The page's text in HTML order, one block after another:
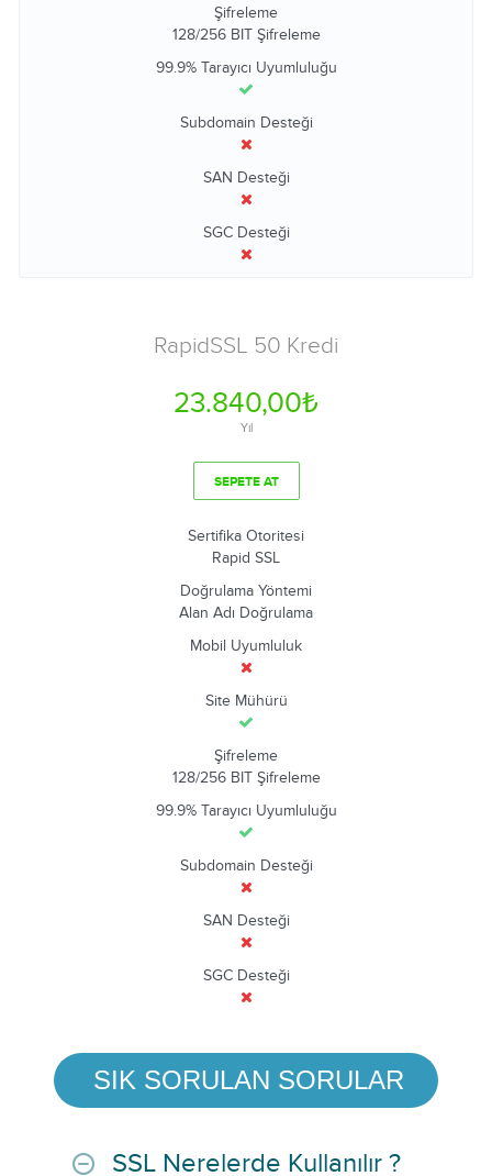
Şifreleme
128/256 BIT Şifreleme
99.9% Tarayıcı Uyumluluğu
Subdomain Desteği
SAN Desteği
SGC Desteği
RapidSSL 50 Kredi
23.840,00₺
Yıl
SEPETE AT
Sertifika Otoritesi
Rapid SSL
Doğrulama Yöntemi
Alan Adı Doğrulama
Mobil Uyumluluk
Site Mühürü
Şifreleme
128/256 BIT Şifreleme
99.9% Tarayıcı Uyumluluğu
Subdomain Desteği
SAN Desteği
SGC Desteği
SIK SORULAN SORULAR
SSL Nerelerde Kullanılır ?